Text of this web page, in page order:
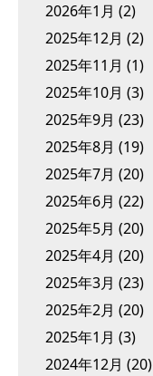
2026年1月 (2)
2025年12月 (2)
2025年11月 (1)
2025年10月 (3)
2025年9月 (23)
2025年8月 (19)
2025年7月 (20)
2025年6月 (22)
2025年5月 (20)
2025年4月 (20)
2025年3月 (23)
2025年2月 (20)
2025年1月 (3)
2024年12月 (20)